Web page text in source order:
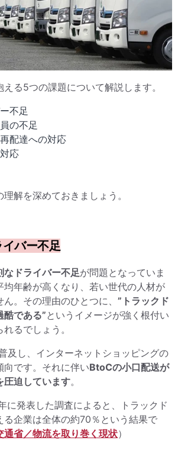
る5つの課題について解説します。
不足
の不足
配達への対応
応
解を深めておきましょう。
バー不足
なドライバー不足が問題となっていま
均年齢が高くなり、若い世代の人材が
。その理由のひとつに、 ”トラックド
酷である”というイメージが強く根付い
るでしょう。
及し、インターネットショッピングの
です。それに伴いBtoCの小口配送が
圧迫しています。
に発表した調査によると、トラックド
る企業は全体の約70％という結果で
通省／物流を取り巻く現状）